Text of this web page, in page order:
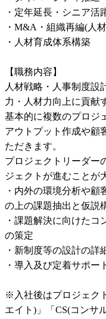
・定年延長・シニア活
・M&A・組織再編(人
・人材育成体系構築
【職務内容】
人材戦略・人事制度設
力・人材力向上に貢献
基本的に複数のプロジ
アウトプット作成や顧
ただきます。
プロジェクトリーダー
ジェクトが進むことが
・内外の環境分析や顧
の上の課題抽出と仮説
・課題解決に向けた
の策定
・新制度等の設計の詳
・導入及び定着サポー
※入社後はプロジェク
エイト)」「CS(コンサ